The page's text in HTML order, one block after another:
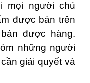
mọi người chủ
được bán trên
được hàng.
những người
giải quyết và